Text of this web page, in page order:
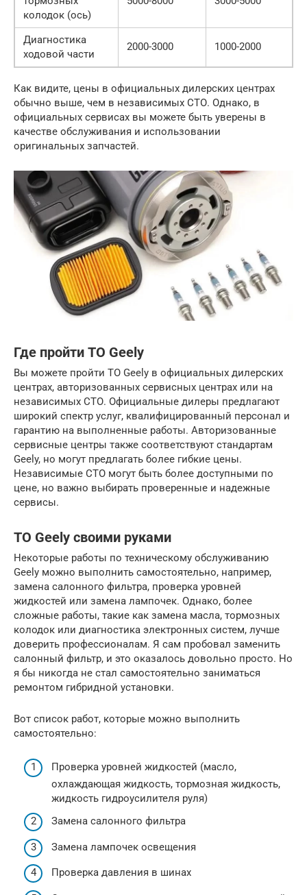
колодок (ось)
Диагностика
ходовой части
2000-3000 1000-2000
Как видите, цены в официальных дилерских центрах
обычно выше, чем в независимых СТО. Однако, в
официальных сервисах вы можете быть уверены в
качестве обслуживания и использовании
оригинальных запчастей.
Где пройти ТО Geely
Вы можете пройти ТО Geely в официальных дилерских
центрах, авторизованных сервисных центрах или на
независимых СТО. Официальные дилеры предлагают
широкий спектр услуг, квалифицированный персонал и
гарантию на выполненные работы. Авторизованные
сервисные центры также соответствуют стандартам
Geely, но могут предлагать более гибкие цены.
Независимые СТО могут быть более доступными по
цене, но важно выбирать проверенные и надежные
сервисы.
ТО Geely своими руками
Некоторые работы по техническому обслуживанию
Geely можно выполнить самостоятельно, например,
замена салонного фильтра, проверка уровней
жидкостей или замена лампочек. Однако, более
сложные работы, такие как замена масла, тормозных
колодок или диагностика электронных систем, лучше
доверить профессионалам. Я сам пробовал заменить
салонный фильтр, и это оказалось довольно просто. Но
я бы никогда не стал самостоятельно заниматься
ремонтом гибридной установки.
Вот список работ, которые можно выполнить
самостоятельно:
Проверка уровней жидкостей (масло,
охлаждающая жидкость, тормозная жидкость,
жидкость гидроусилителя руля)
Замена салонного фильтра
Замена лампочек освещения
Проверка давления в шинах